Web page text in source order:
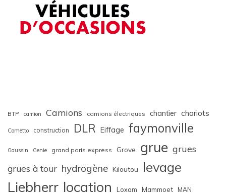
BTP camion Camions camions électriques chantier chariots
Cometto construction DLR Eiffage faymonville
Gaussin Genie grand paris express Grove grue grues
grues à tour hydrogène Kiloutou levage
Liebherr location Loxam Mammoet MAN